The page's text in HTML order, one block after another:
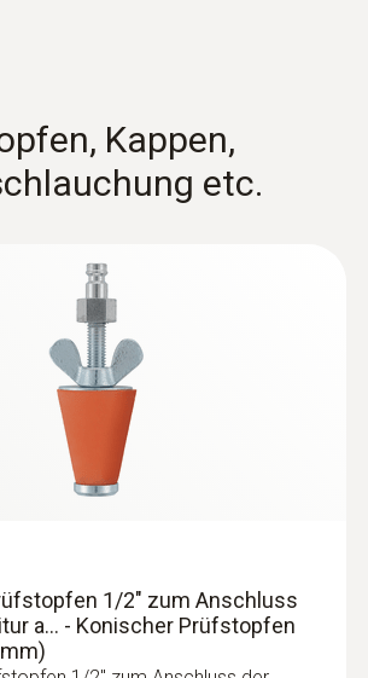
Kappen,
etc.
1/2" zum Anschluss
a... - Konischer Prüfstopfen